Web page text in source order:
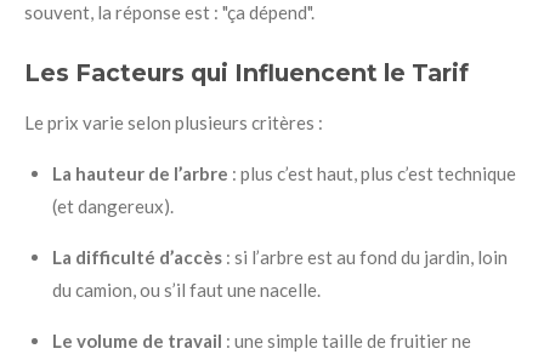
souvent, la réponse est : "ça dépend".
Les Facteurs qui Influencent le Tarif
Le prix varie selon plusieurs critères :
La hauteur de l’arbre : plus c’est haut, plus c’est technique
(et dangereux).
La difficulté d’accès: si l’arbre est au fond du jardin, loin
du camion, ou s’il faut une nacelle.
Le volume de travail : une simple taille de fruitier ne